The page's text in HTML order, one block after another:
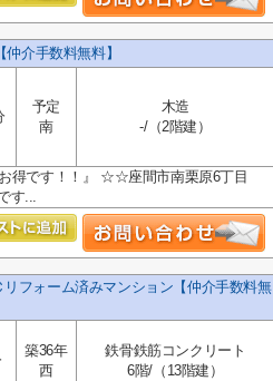
介手数料無料】
予定
南
木造
-/（2階建）
得です！！』 ☆☆座間市南栗原6丁目
す...
フォーム済みマンション【仲介手数料無
築36年
西
鉄骨鉄筋コンクリート
6階/（13階建）